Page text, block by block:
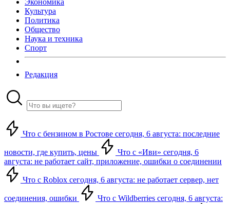
Экономика
Культура
Политика
Общество
Наука и техника
Спорт
Редакция
Что с бензином в Ростове сегодня, 6 августа: последние
новости, где купить, цены
Что с «Иви» сегодня, 6
августа: не работает сайт, приложение, ошибки о соединении
Что с Roblox сегодня, 6 августа: не работает сервер, нет
соединения, ошибки Что с Wildberries сегодня, 6 августа: